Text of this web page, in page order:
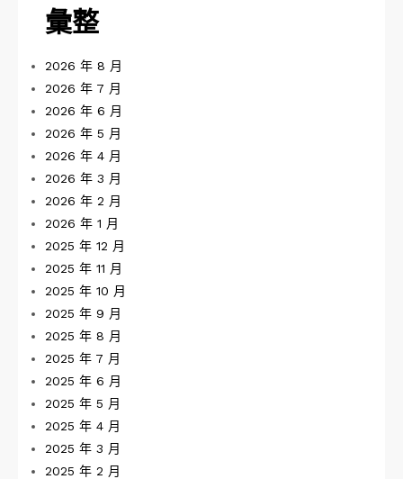
彙整
2026 年 8 月
2026 年 7 月
2026 年 6 月
2026 年 5 月
2026 年 4 月
2026 年 3 月
2026 年 2 月
2026 年 1 月
2025 年 12 月
2025 年 11 月
2025 年 10 月
2025 年 9 月
2025 年 8 月
2025 年 7 月
2025 年 6 月
2025 年 5 月
2025 年 4 月
2025 年 3 月
2025 年 2 月